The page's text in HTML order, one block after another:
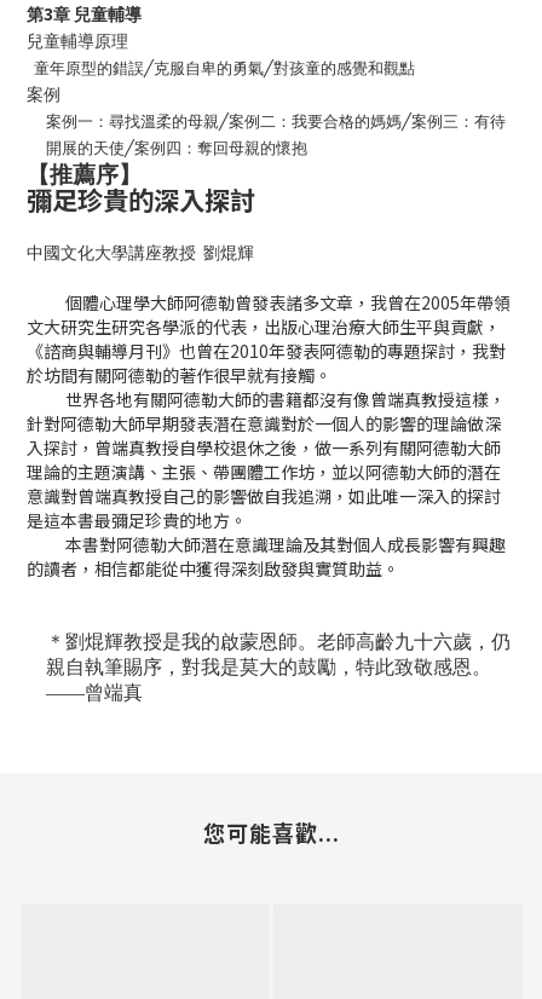
第3章 兒童輔導
兒童輔導原理
童年原型的錯誤╱克服自卑的勇氣╱對孩童的感覺和觀點
案例
案例一：尋找溫柔的母親╱案例二：我要合格的媽媽╱案例三：有待
開展的天使╱案例四：奪回母親的懷抱
【推薦序】
彌足珍貴的深入探討
中國文化大學講座教授 劉焜輝
個體心理學大師阿德勒曾發表諸多文章，我曾在2005年帶領
文大研究生研究各學派的代表，出版心理治療大師生平與貢獻，
《諮商與輔導月刊》也曾在2010年發表阿德勒的專題探討，我對
於坊間有關阿德勒的著作很早就有接觸。
世界各地有關阿德勒大師的書籍都沒有像曾端真教授這樣，
針對阿德勒大師早期發表潛在意識對於一個人的影響的理論做深
入探討，曾端真教授自學校退休之後，做一系列有關阿德勒大師
理論的主題演講、主張、帶團體工作坊，並以阿德勒大師的潛在
意識對曾端真教授自己的影響做自我追溯，如此唯一深入的探討
是這本書最彌足珍貴的地方。
本書對阿德勒大師潛在意識理論及其對個人成長影響有興趣
的讀者，相信都能從中獲得深刻啟發與實質助益。
＊劉焜輝教授是我的啟蒙恩師。老師高齡九十六歲，仍
親自執筆賜序，對我是莫大的鼓勵，特此致敬感恩。
——曾端真
您可能喜歡...